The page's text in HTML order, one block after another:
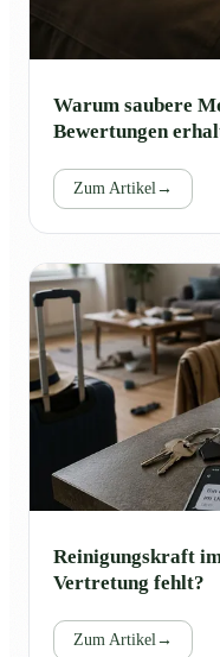
Warum saubere
Bewertungen
Zum Artikel →
Reinigungskraft
Vertretung fehlt?
Zum Artikel →